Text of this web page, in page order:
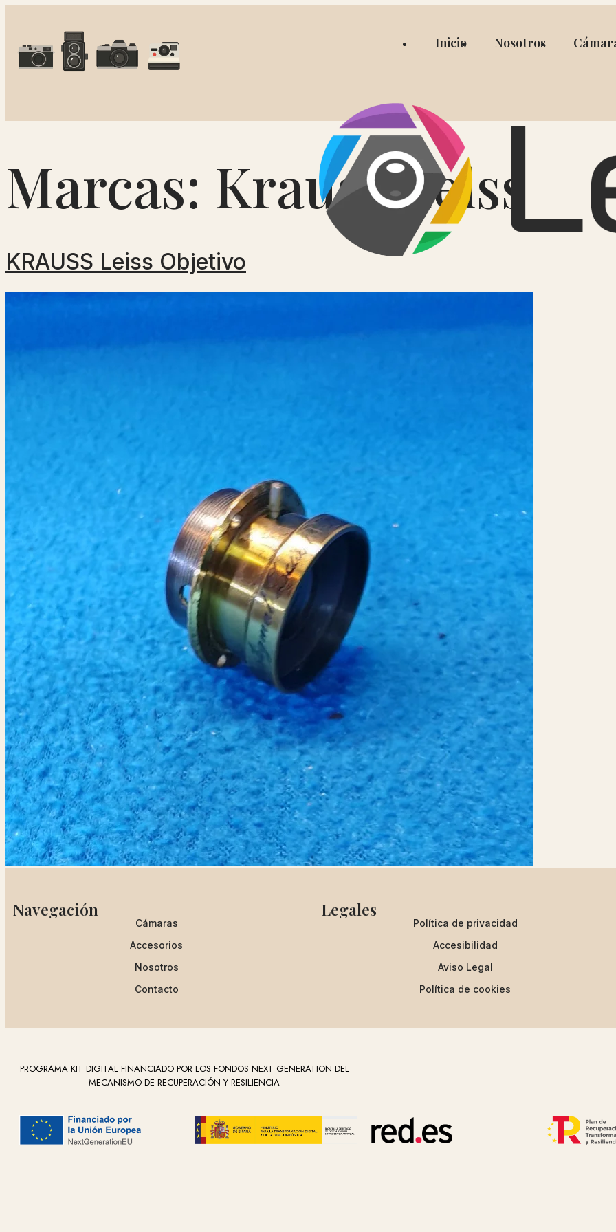
Inicio Nosotros
Marcas: Krauss Leiss
KRAUSS Leiss Objetivo
Navegación
Cámaras
Accesorios
Nosotros
Contacto
Legales
Política de privacidad
Accesibilidad
Aviso Legal
Política de cookies
PROGRAMA KIT DIGITAL FINANCIADO POR LOS FONDOS NEXT GENERATION DEL
MECANISMO DE RECUPERACIÓN Y RESILIENCIA